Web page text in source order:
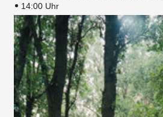
14:00 Uhr